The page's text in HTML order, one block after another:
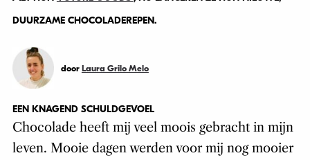
DUURZAME CHOCOLADEREPEN.
door Laura Grilo Melo
EEN KNAGEND SCHULDGEVOEL
Chocolade heeft mij veel moois gebracht in mijn
leven. Mooie dagen werden voor mij nog mooier